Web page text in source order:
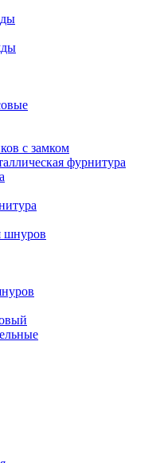
с замком
фурнитура
шнуров